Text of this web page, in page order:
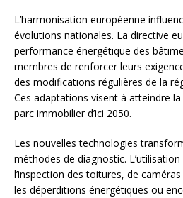
L’harmonisation européenne
évolutions nationales. La directive
performance énergétique des
membres de renforcer leurs
des modifications régulières de la
Ces adaptations visent à atteindre
parc immobilier d’ici 2050.
Les nouvelles technologies
méthodes de diagnostic.
l’inspection des toitures, de
les déperditions énergétiques ou